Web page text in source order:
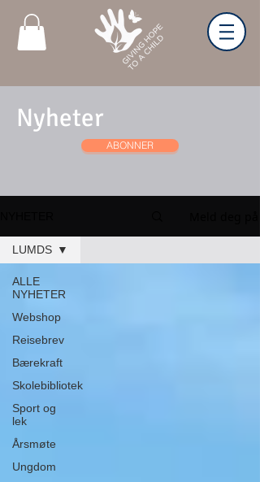
Nyheter
ABONNER
ALLE
NYHETER
Webshop
Reisebrev
Bærekraft
Skolebibliotek
Sport og
lek
Årsmøte
Ungdom
LUMDS